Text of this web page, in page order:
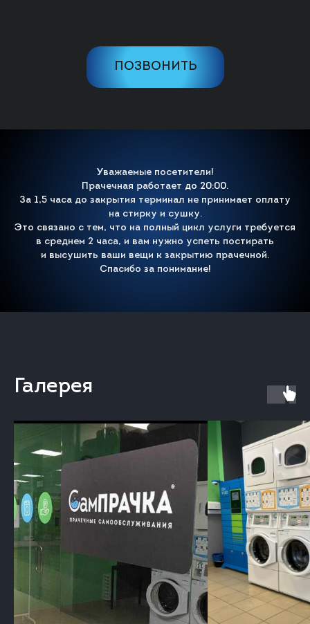
ПОЗВОНИТЬ
Уважаемые посетители!
Прачечная работает до 20:00.
За 1,5 часа до закрытия терминал не принимает оплату
на стирку и сушку.
Это связано с тем, что на полный цикл услуги требуется
в среднем 2 часа, и вам нужно успеть постирать
и высушить ваши вещи к закрытию прачечной.
Спасибо за понимание!
Галерея